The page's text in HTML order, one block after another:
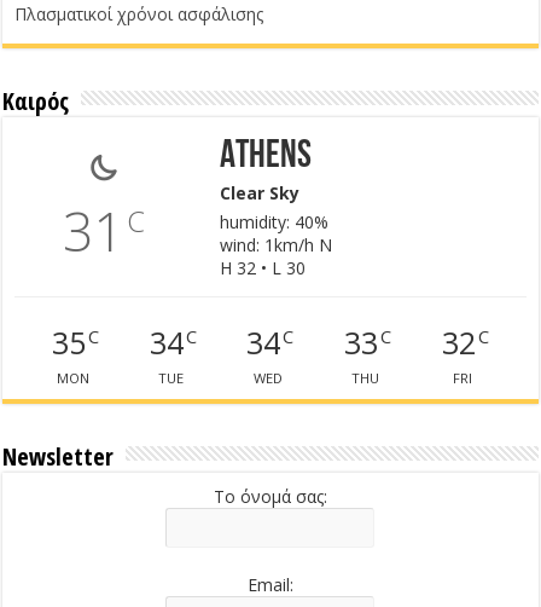
Πλασματικοί χρόνοι ασφάλισης
Καιρός
31 C
Athens
Clear Sky
humidity: 40%
wind: 1km/h N
H 32 • L 30
35C
MON
34C
TUE
34C
WED
33C
THU
32C
FRI
Newsletter
Το όνομά σας:
Email: